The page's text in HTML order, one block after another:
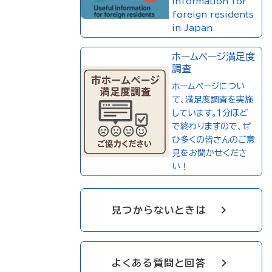
foreign residents
in Japan
ホームページ満足度
調査
ホームページについ
て、満足度調査を実施
しています。１分ほど
で終わりますので、ぜ
ひ多くの皆さんのご意
見をお聞かせくださ
い！
見つからないときは
よくある質問と回答